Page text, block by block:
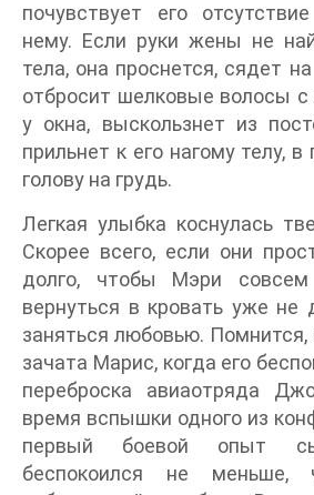
почувствует его
нему. Если руки жены не
тела, она проснется, сядет
отбросит шелковые волосы с
у окна, выскользнет из
прильнет к его нагому телу,
голову на грудь.
Легкая улыбка коснулась
Скорее всего, если они
долго, чтобы Мэри совсем
вернуться в кровать уже не
заняться любовью.
зачата Марис, когда его
переброска авиаотряда
время вспышки одного из
первый боевой опыт
беспокоился не